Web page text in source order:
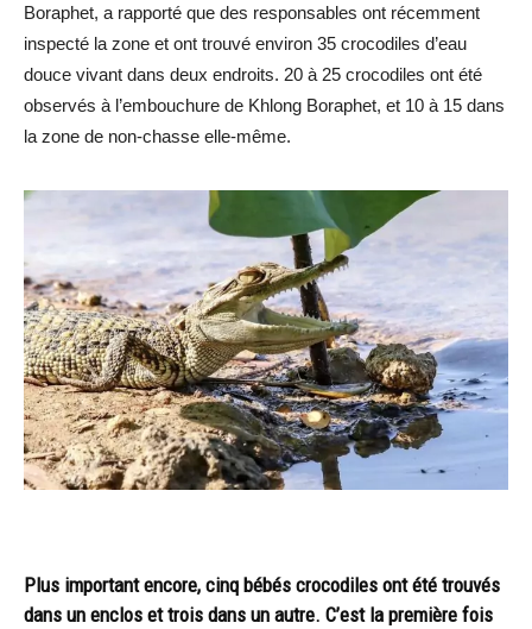
Boraphet, a rapporté que des responsables ont récemment
inspecté la zone et ont trouvé environ 35 crocodiles d’eau
douce vivant dans deux endroits. 20 à 25 crocodiles ont été
observés à l’embouchure de Khlong Boraphet, et 10 à 15 dans
la zone de non-chasse elle-même.
Plus important encore, cinq bébés crocodiles ont été trouvés
dans un enclos et trois dans un autre. C’est la première fois